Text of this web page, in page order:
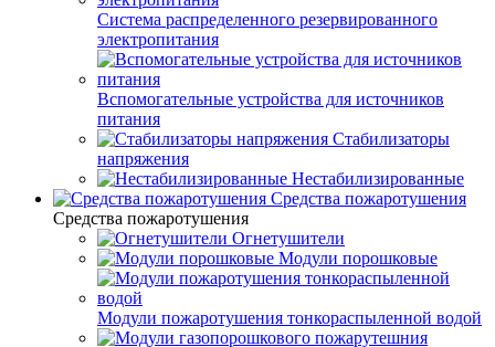
Система распределенного резервированного
электропитания
Вспомогательные устройства для источников
питания
Стабилизаторы
напряжения
Нестабилизированные
Средства пожаротушения
Средства пожаротушения
Огнетушители
Модули порошковые
Модули пожаротушения тонкораспыленной водой